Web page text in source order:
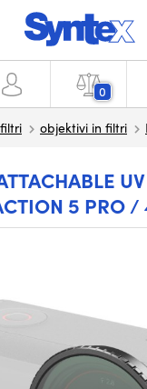
0
objektivi in filtri
5 PRO